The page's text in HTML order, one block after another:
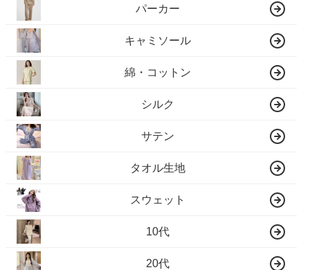
パーカー
キャミソール
綿・コットン
シルク
サテン
タオル生地
スウェット
10代
20代